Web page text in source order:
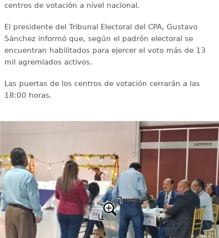
centros de votación a nivel nacional.
El presidente del Tribunal Electoral del CPA, Gustavo
Sánchez informó que, según el padrón electoral se
encuentran habilitados para ejercer el voto más de 13
mil agremiados activos.
Las puertas de los centros de votación cerrarán a las
18:00 horas.